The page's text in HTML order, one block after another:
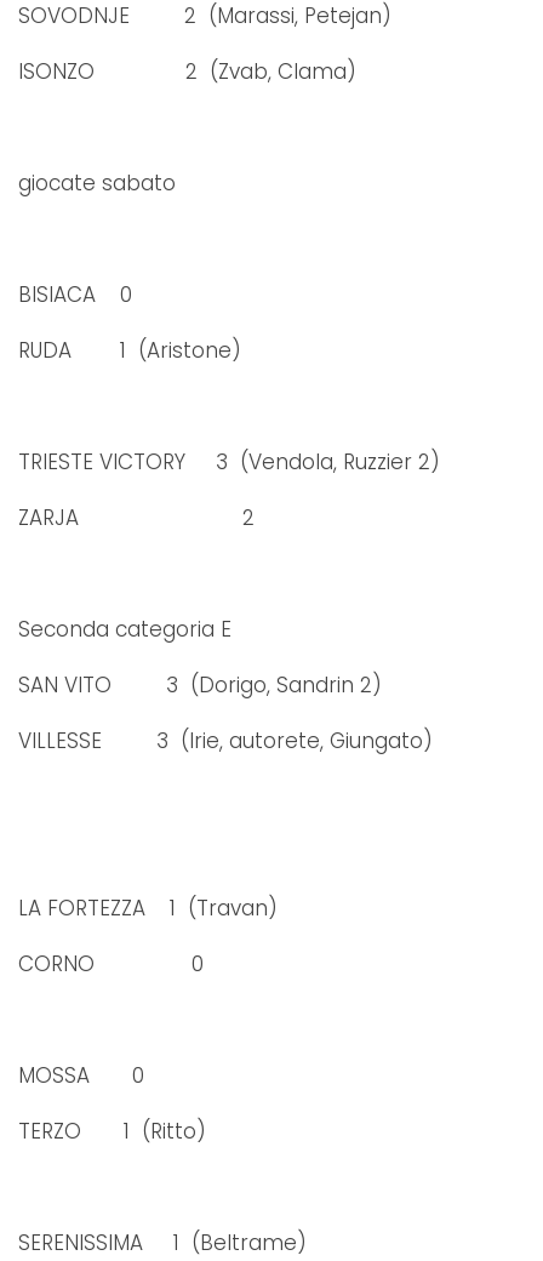
SOVODNJE 2 (Marassi, Petejan)
ISONZO 2 (Zvab, Clama)
giocate sabato
BISIACA 0
RUDA 1 (Aristone)
TRIESTE VICTORY 3 (Vendola, Ruzzier 2)
ZARJA 2
Seconda categoria E
SAN VITO 3 (Dorigo, Sandrin 2)
VILLESSE 3 (Irie, autorete, Giungato)
LA FORTEZZA 1 (Travan)
CORNO 0
MOSSA 0
TERZO 1 (Ritto)
SERENISSIMA 1 (Beltrame)